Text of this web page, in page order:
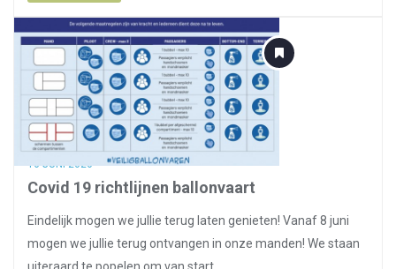
16 JUNI 2020
Covid 19 richtlijnen ballonvaart
Eindelijk mogen we jullie terug laten genieten! Vanaf 8 juni
mogen we jullie terug ontvangen in onze manden! We staan